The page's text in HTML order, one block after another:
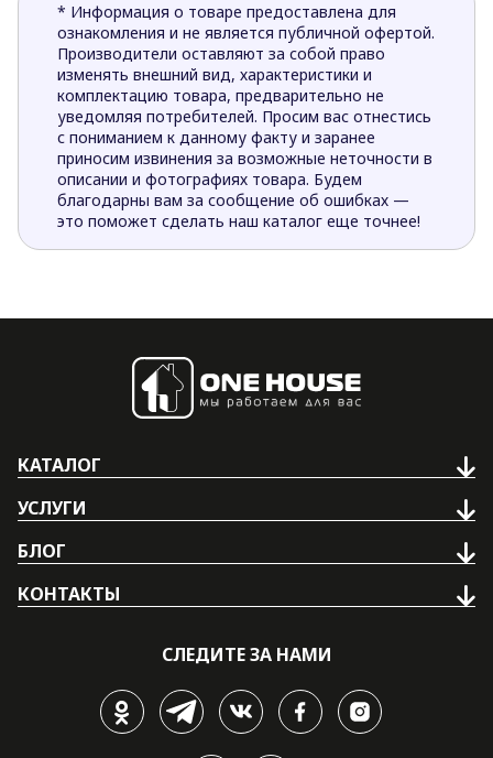
* Информация о товаре предоставлена для
ознакомления и не является публичной офертой.
Производители оставляют за собой право
изменять внешний вид, характеристики и
комплектацию товара, предварительно не
уведомляя потребителей. Просим вас отнестись
с пониманием к данному факту и заранее
приносим извинения за возможные неточности в
описании и фотографиях товара. Будем
благодарны вам за сообщение об ошибках —
это поможет сделать наш каталог еще точнее!
КАТАЛОГ
УСЛУГИ
БЛОГ
КОНТАКТЫ
СЛЕДИТЕ ЗА НАМИ